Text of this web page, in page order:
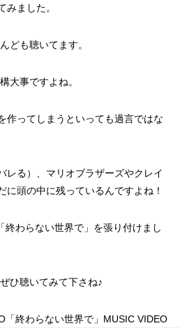
みました。
ども聴いてます。
大事ですよね。
作ってしまうといっても過言ではな
レる）、マリオブラザーズやクレイ
に頭の中に残っているんですよね！
終わらない世界で」を張り付けまし
ひ聴いてみて下さね♪
「終わらない世界で」MUSIC VIDEO